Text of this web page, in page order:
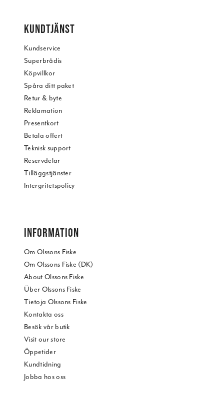
KUNDTJÄNST
Kundservice
Superbrådis
Köpvillkor
Spåra ditt paket
Retur & byte
Reklamation
Presentkort
Betala offert
Teknisk support
Reservdelar
Tilläggstjänster
Intergritetspolicy
INFORMATION
Om Olssons Fiske
Om Olssons Fiske (DK)
About Olssons Fiske
Über Olssons Fiske
Tietoja Olssons Fiske
Kontakta oss
Besök vår butik
Visit our store
Öppetider
Kundtidning
Jobba hos oss